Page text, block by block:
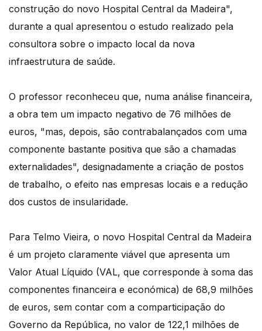
construção do novo Hospital Central da Madeira",
durante a qual apresentou o estudo realizado pela
consultora sobre o impacto local da nova
infraestrutura de saúde.
O professor reconheceu que, numa análise financeira,
a obra tem um impacto negativo de 76 milhões de
euros, "mas, depois, são contrabalançados com uma
componente bastante positiva que são a chamadas
externalidades", designadamente a criação de postos
de trabalho, o efeito nas empresas locais e a redução
dos custos de insularidade.
Para Telmo Vieira, o novo Hospital Central da Madeira
é um projeto claramente viável que apresenta um
Valor Atual Líquido (VAL, que corresponde à soma das
componentes financeira e económica) de 68,9 milhões
de euros, sem contar com a comparticipação do
Governo da República, no valor de 122,1 milhões de